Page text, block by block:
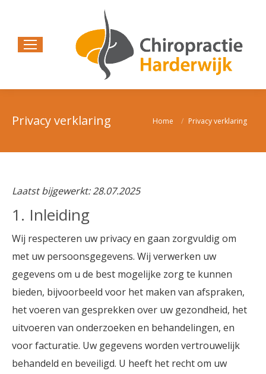
Privacy verklaring Je bent hier:
Home Privacy verklaring
Laatst bijgewerkt: 28.07.2025
1. Inleiding
Wij respecteren uw privacy en gaan zorgvuldig om
met uw persoonsgegevens. Wij verwerken uw
gegevens om u de best mogelijke zorg te kunnen
bieden, bijvoorbeeld voor het maken van afspraken,
het voeren van gesprekken over uw gezondheid, het
uitvoeren van onderzoeken en behandelingen, en
voor facturatie. Uw gegevens worden vertrouwelijk
behandeld en beveiligd. U heeft het recht om uw